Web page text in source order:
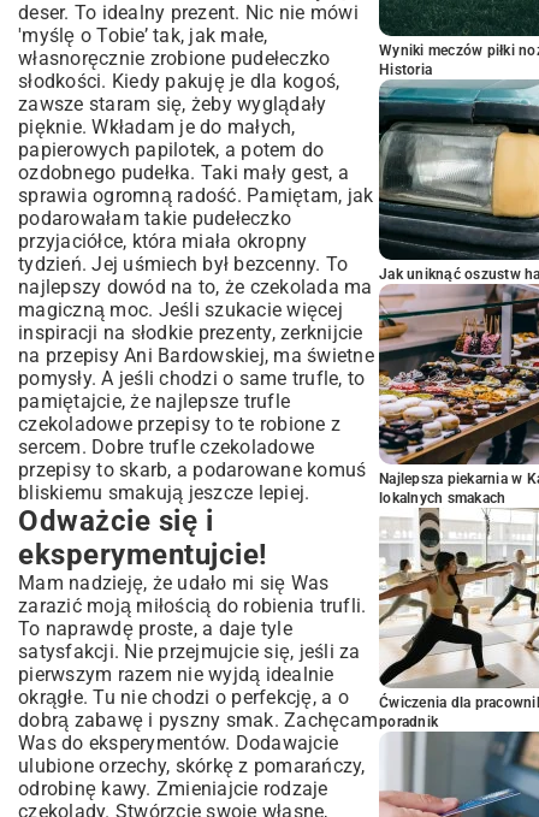
deser. To idealny prezent. Nic nie mówi
'myślę o Tobie’ tak, jak małe,
własnoręcznie zrobione pudełeczko
słodkości. Kiedy pakuję je dla kogoś,
zawsze staram się, żeby wyglądały
pięknie. Wkładam je do małych,
papierowych papilotek, a potem do
ozdobnego pudełka. Taki mały gest, a
sprawia ogromną radość. Pamiętam, jak
podarowałam takie pudełeczko
przyjaciółce, która miała okropny
tydzień. Jej uśmiech był bezcenny. To
najlepszy dowód na to, że czekolada ma
magiczną moc. Jeśli szukacie więcej
inspiracji na słodkie prezenty, zerknijcie
na przepisy Ani Bardowskiej, ma świetne
pomysły. A jeśli chodzi o same trufle, to
pamiętajcie, że najlepsze trufle
czekoladowe przepisy to te robione z
sercem. Dobre trufle czekoladowe
przepisy to skarb, a podarowane komuś
bliskiemu smakują jeszcze lepiej.
Odważcie się i
eksperymentujcie!
Mam nadzieję, że udało mi się Was
zarazić moją miłością do robienia trufli.
To naprawdę proste, a daje tyle
satysfakcji. Nie przejmujcie się, jeśli za
pierwszym razem nie wyjdą idealnie
okrągłe. Tu nie chodzi o perfekcję, a o
dobrą zabawę i pyszny smak. Zachęcam
Was do eksperymentów. Dodawajcie
ulubione orzechy, skórkę z pomarańczy,
odrobinę kawy. Zmieniajcie rodzaje
czekolady. Stwórzcie swoje własne,
Wyniki meczów piłki
Historia
Jak uniknąć oszustw
Najlepsza piekarnia w
lokalnych smakach
Ćwiczenia dla
poradnik